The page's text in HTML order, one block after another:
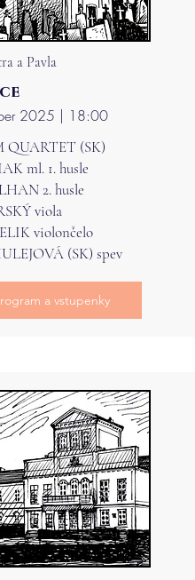
a Pavla
2025 | 18:00
QUARTET (SK)
ml. 1. husle
2. husle
viola
violončelo
(SK) spev
a vstupenky